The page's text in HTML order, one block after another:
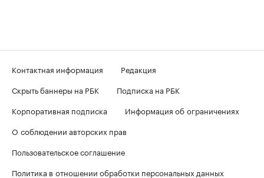
Контактная информация
Редакция
Скрыть баннеры на РБК
Подписка на РБК
Корпоративная подписка
Информация об ограничениях
О соблюдении авторских прав
Пользовательское соглашение
Политика в отношении обработки персональных данных